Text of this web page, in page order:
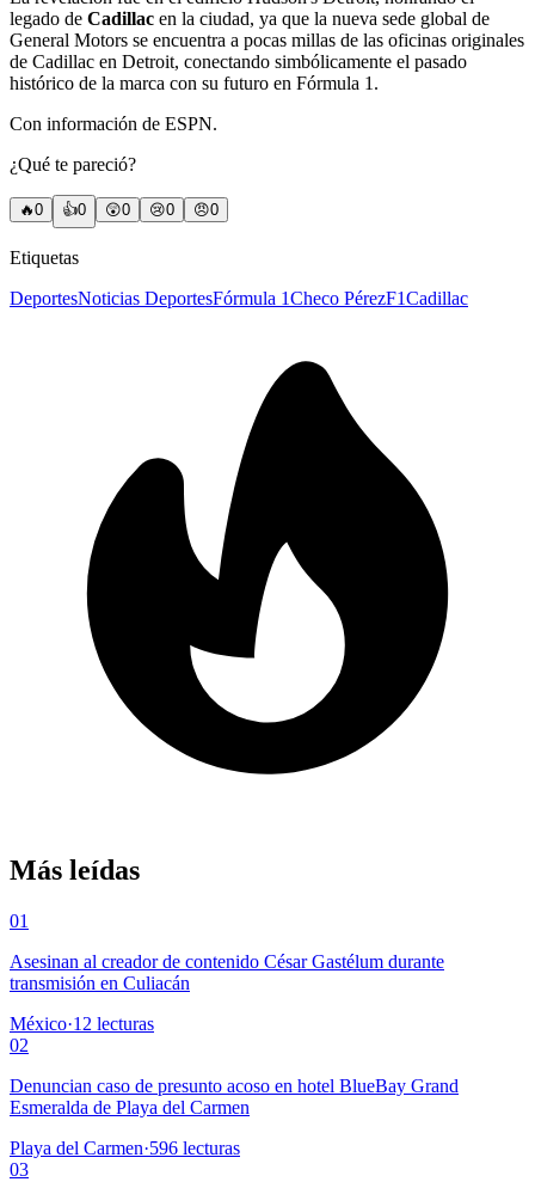
legado de Cadillac en la ciudad, ya que la nueva sede global de
General Motors se encuentra a pocas millas de las oficinas originales
de Cadillac en Detroit, conectando simbólicamente el pasado
histórico de la marca con su futuro en Fórmula 1.
Con información de ESPN.
¿Qué te pareció?
🔥0 👍0 😲0 😢0 😠0
Etiquetas
DeportesNoticias DeportesFórmula 1Checo PérezF1Cadillac
Más leídas
01
Asesinan al creador de contenido César Gastélum durante
transmisión en Culiacán
México·12 lecturas
02
Denuncian caso de presunto acoso en hotel BlueBay Grand
Esmeralda de Playa del Carmen
Playa del Carmen·596 lecturas
03